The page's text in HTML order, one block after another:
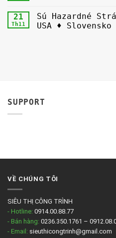
21
Th11
Sú Hazardné
USA ♦ Slovensko
SUPPORT
VỀ CHÚNG TÔI
SIÊU THỊ CÔNG TRÌNH
- Hotline: 0914.00.88.77
- Bán hàng: 0236.350.1761 –
- Email: sieuthicongtrinh@gmail.com